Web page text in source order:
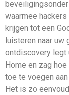
waarmee
krijgen tot een
luisteren naar
ontdiscovery legt
Home en zag
toe te voegen
Het is zo